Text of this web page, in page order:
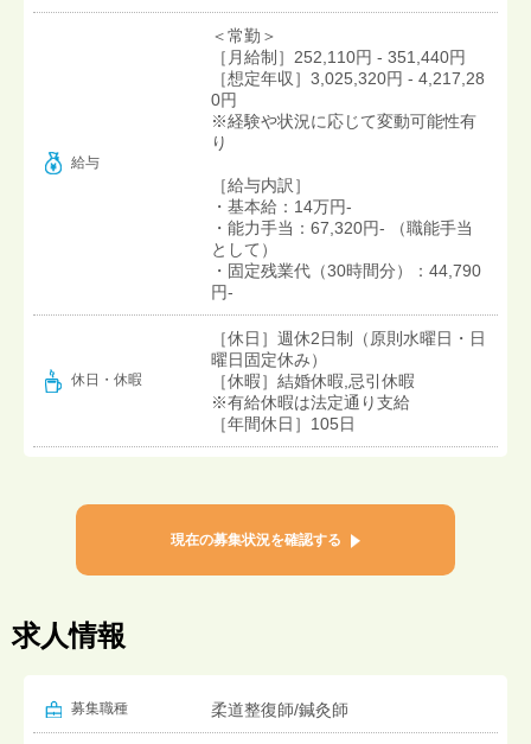
給与
＜常勤＞
［月給制］252,110円 - 351,440円
［想定年収］3,025,320円 - 4,217,28
0円
※経験や状況に応じて変動可能性有
り
［給与内訳］
・基本給：14万円-
・能力手当：67,320円- （職能手当
として）
・固定残業代（30時間分）：44,790
円-
休日・休暇
［休日］週休2日制（原則水曜日・日
曜日固定休み）
［休暇］結婚休暇,忌引休暇
※有給休暇は法定通り支給
［年間休日］105日
現在の募集状況を確認する
求人情報
募集職種 柔道整復師/鍼灸師